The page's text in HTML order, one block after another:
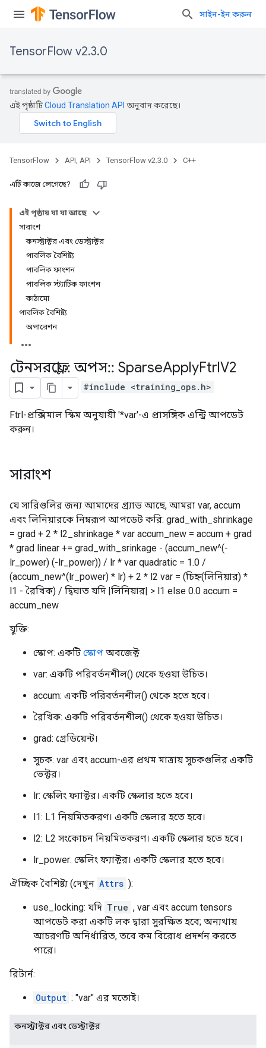
সাইন-ইন করুন
TensorFlow v2.3.0
এই পৃষ্ঠাটিCloud Translation API অনুবাদ করেছে।
TensorFlow API, API TensorFlow v2.3.0 C++
এটি কাজে লেগেছে?
এই পৃষ্ঠায় যা যা আছে
সারাংশ
কনস্ট্রাক্টর এবং ডেস্ট্রাক্টর
পাবলিক বৈশিষ্ট্য
পাবলিক ফাংশন
পাবলিক স্ট্যাটিক ফাংশন
কাঠামো
পাবলিক বৈশিষ্ট্য
অপারেশন
টেনসরফ্লো:: অপস:: SparseApplyFtrlV2
#include <training_ops.h>
Ftrl-প্রক্সিমাল স্কিম অনুযায়ী '*var'-এ প্রাসঙ্গিক এন্ট্রি আপডেট
করুন।
সারাংশ
যে সারিগুলির জন্য আমাদের গ্র্যাড আছে, আমরা var, accum
এবং লিনিয়ারকে নিম্নরূপ আপডেট করি: grad_with_shrinkage
= grad + 2 * l2_shrinkage * var accum_new = accum + grad
* grad linear += grad_with_srinkage - (accum_new^(-
lr_power) (-lr_power)) / lr * var quadratic = 1.0 /
(accum_new^(lr_power) * lr) + 2 * l2 var = (চিহ্ন(লিনিয়ার) *
l1 - রৈখিক) / দ্বিঘাত যদি |লিনিয়ার| > l1 else 0.0 accum =
accum_new
যুক্তি:
স্কোপ: একটি স্কোপ অবজেক্ট
var: একটি পরিবর্তনশীল() থেকে হওয়া উচিত।
accum: একটি পরিবর্তনশীল() থেকে হতে হবে।
রৈখিক: একটি পরিবর্তনশীল() থেকে হওয়া উচিত।
grad: গ্রেডিয়েন্ট।
সূচক: var এবং accum-এর প্রথম মাত্রায় সূচকগুলির একটি
ভেক্টর।
lr: স্কেলিং ফ্যাক্টর। একটি স্কেলার হতে হবে।
l1: L1 নিয়মিতকরণ। একটি স্কেলার হতে হবে।
l2: L2 সংকোচন নিয়মিতকরণ। একটি স্কেলার হতে হবে।
lr_power: স্কেলিং ফ্যাক্টর। একটি স্কেলার হতে হবে।
ঐচ্ছিক বৈশিষ্ট্য (দেখুন Attrs ):
use_locking: যদি True , var এবং accum tensors
আপডেট করা একটি লক দ্বারা সুরক্ষিত হবে; অন্যথায়
আচরণটি অনির্ধারিত, তবে কম বিরোধ প্রদর্শন করতে
পারে।
রিটার্ন:
Output : "var" এর মতোই।
কনস্ট্রাক্টর এবং ডেস্ট্রাক্টর